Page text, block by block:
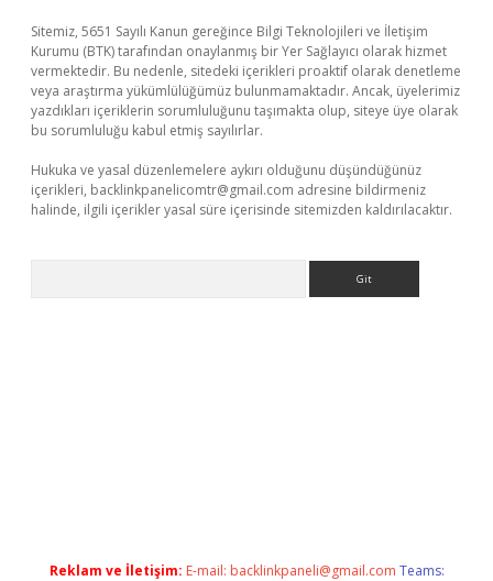
Sitemiz, 5651 Sayılı Kanun gereğince Bilgi Teknolojileri ve İletişim
Kurumu (BTK) tarafından onaylanmış bir Yer Sağlayıcı olarak hizmet
vermektedir. Bu nedenle, sitedeki içerikleri proaktif olarak denetleme
veya araştırma yükümlülüğümüz bulunmamaktadır. Ancak, üyelerimiz
yazdıkları içeriklerin sorumluluğunu taşımakta olup, siteye üye olarak
bu sorumluluğu kabul etmiş sayılırlar.
Hukuka ve yasal düzenlemelere aykırı olduğunu düşündüğünüz
içerikleri, backlinkpanelicomtr@gmail.com adresine bildirmeniz
halinde, ilgili içerikler yasal süre içerisinde sitemizden kaldırılacaktır.
Reklam ve İletişim: E-mail: backlinkpaneli@gmail.com Teams: